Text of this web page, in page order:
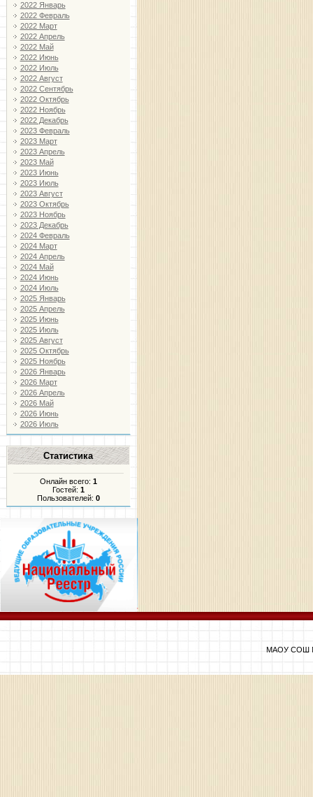
2022 Январь
2022 Февраль
2022 Март
2022 Апрель
2022 Май
2022 Июнь
2022 Июль
2022 Август
2022 Сентябрь
2022 Октябрь
2022 Ноябрь
2022 Декабрь
2023 Февраль
2023 Март
2023 Апрель
2023 Май
2023 Июнь
2023 Июль
2023 Август
2023 Октябрь
2023 Ноябрь
2023 Декабрь
2024 Февраль
2024 Март
2024 Апрель
2024 Май
2024 Июнь
2024 Июль
2025 Январь
2025 Апрель
2025 Июнь
2025 Июль
2025 Август
2025 Октябрь
2025 Ноябрь
2026 Январь
2026 Март
2026 Апрель
2026 Май
2026 Июнь
2026 Июль
Статистика
Онлайн всего: 1
Гостей: 1
Пользователей: 0
МАОУ СОШ